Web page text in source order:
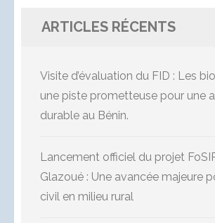
ARTICLES RÉCENTS
Visite d’évaluation du FID : Les
une piste prometteuse pour une
durable au Bénin.
Lancement officiel du projet
Glazoué : Une avancée majeure
civil en milieu rural